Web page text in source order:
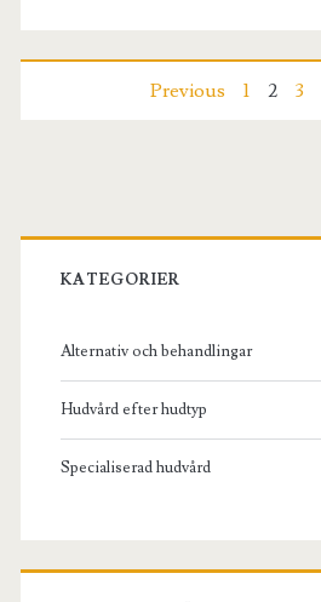
Sidnumrering
inlägg
Previous 1 2 3
Primary
Sidebar
KATEGORIER
Alternativ och behandlingar
Hudvård efter hudtyp
Specialiserad hudvård